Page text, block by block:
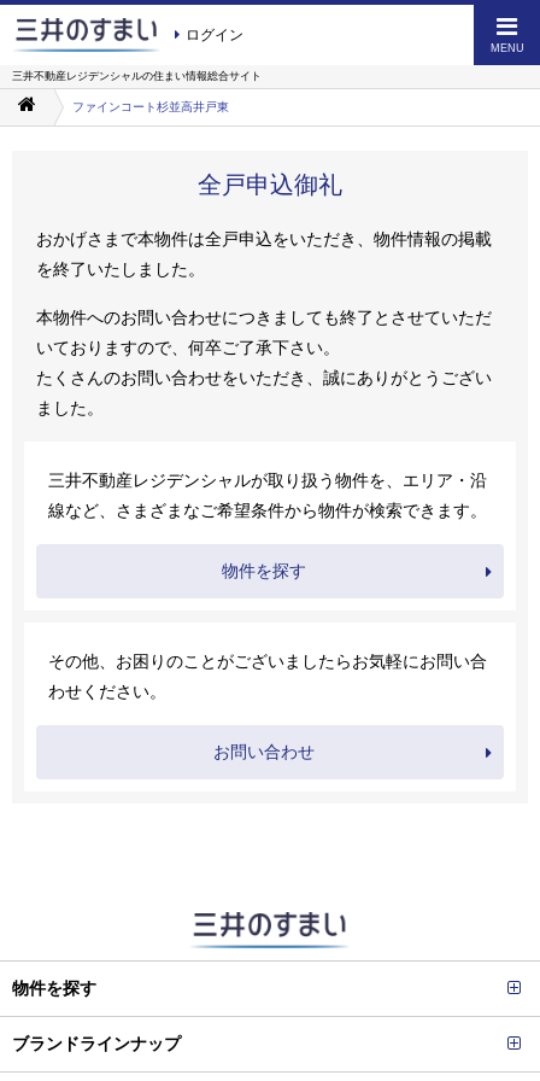
ログイン
MENU
三井不動産レジデンシャルの住まい情報総合サイト
ファインコート杉並高井戸東
全戸申込御礼
おかげさまで本物件は全戸申込をいただき、物件情報の掲載
を終了いたしました。
本物件へのお問い合わせにつきましても終了とさせていただ
いておりますので、何卒ご了承下さい。
たくさんのお問い合わせをいただき、誠にありがとうござい
ました。
三井不動産レジデンシャルが取り扱う物件を、エリア・沿
線など、さまざまなご希望条件から物件が検索できます。
物件を探す
その他、お困りのことがございましたらお気軽にお問い合
わせください。
お問い合わせ
物件を探す
ブランドラインナップ